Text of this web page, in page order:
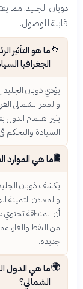
ذوبان الجليد، مما
قابلة للوصول.
🚢ما هو التأثير
الجغرافيا
يؤدي ذوبان
والممر الشمالي
يثير اهتمام
السيادة والتحكم
🛢️ما هي الموارد
يكشف ذوبان
والمعادن
أن المنطقة تحتوي
من النفط والغاز،
جديدة.
🌍ما هي الدول
الشمالي؟